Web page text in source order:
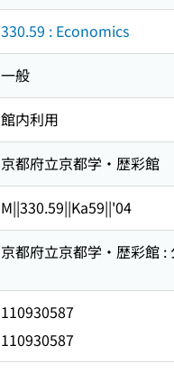
330.59 : Economics
一般
館内利用
京都府立京都学・歴彩館
M||330.59||Ka59||'04
京都府立京都学・歴彩館 :
110930587
110930587